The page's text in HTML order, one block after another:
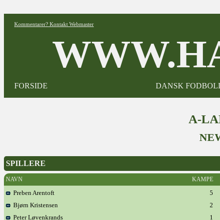
Kommentarer? Kontakt Webmaster
FORSIDE DANSK
A-
SPILLERE
NAVN KAMPE
Preben Arentoft
5
Bjørn Kristensen
2
Peter Løvenkrands
1